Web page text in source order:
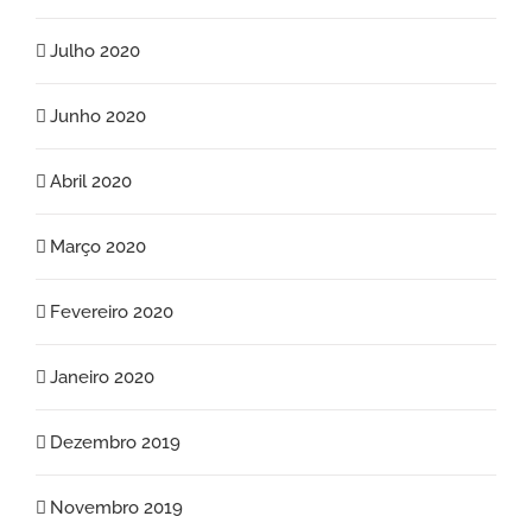
Julho 2020
Junho 2020
Abril 2020
Março 2020
Fevereiro 2020
Janeiro 2020
Dezembro 2019
Novembro 2019